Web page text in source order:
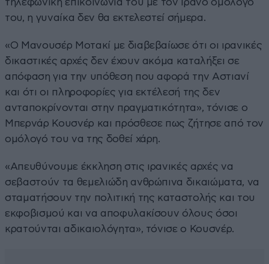
τηλεφωνική επικοινωνία του με τον Ιρανό ομόλογό
του, η γυναίκα δεν θα εκτελεστεί σήμερα.
«Ο Μανουσέρ Μοτακί με διαβεβαίωσε ότι οι ιρανικές
δικαστικές αρχές δεν έχουν ακόμα καταλήξει σε
απόφαση για την υπόθεση που αφορά την Αστιανί
και ότι οι πληροφορίες για εκτέλεσή της δεν
ανταποκρίνονται στην πραγματικότητα», τόνισε ο
Μπερνάρ Κουσνέρ και πρόσθεσε πως ζήτησε από τον
ομόλογό του να της δοθεί χάρη.
«Απευθύνουμε έκκληση στις ιρανικές αρχές να
σεβαστούν τα θεμελιώδη ανθρώπινα δικαιώματα, να
σταματήσουν την πολιτική της καταστολής και του
εκφοβισμού και να αποφυλακίσουν όλους όσοι
κρατούνται αδικαιολόγητα», τόνισε ο Κουσνέρ.